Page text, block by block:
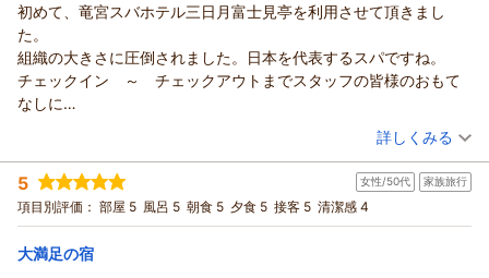
龍宮城スパ・ホテル三日月 富士見亭からの返信
さっちゃん 様
この度は当ホテルをご利用いただき、誠にありがとうございま
す。
大切なお嬢様とのひとときを当館でお過ごしいただけましたこ
お嬢様も、お部屋のお風呂でのんびりと旅の疲れを癒していた
だけたご様子で、私共も安心いたしました。
当館自慢の景色や花火、そして富士山の絶景が、日常を忘れる
「別世界」のような思い出になったとのこと、何よりの喜びで
ございます。
初めて、竜宮スバホテル三日月富士見亭を利用させて頂きまし
た。
組織の大きさに圧倒されました。日本を代表するスパですね。
チェックイン ～ チェックアウトまでスタッフの皆様のおもて
なしに
お礼申し上げます。有難う。 大勢の宿泊者のお世話にお礼申し
上げます。毎日ご多方と思いますので、スタッフの皆様お体ご自
愛下さい。
又伺いたいです。機会が付けば寄せていただきます。 有難う
（投稿日：2026/05/24）
宿泊時期： 2026年05月宿泊 (夫婦旅行)
投稿者： じっちゃまさん
宿泊プラン： 【三日月スタンダード】フリーフロー＆ビュッフェ
朝・夕
宿泊価格帯：
詳しくみる
5 女性/50代 家族旅行
項目別評価： 部屋 5 風呂 5 朝食 5 夕食 5 接客 5 清潔感 4
大満足の宿